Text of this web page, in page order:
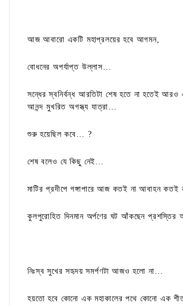
আজ আবারো একটি মহাপ্রলয়ের হবে আগমন,
বোধনের অপর্যাপ্ত উল্লাস…
সন্ধের স্বনির্বন্ধ আরতিটা শেষ হতে না হতেই আরও
আনন্দ মুখরিত অগস্ত্য যাত্রা…
শুরু হয়েছিল কবে… ?
শেষ বলেও যে কিছু নেই…
মাটির প্রদীপে গঙ্গাপারে আজ কতই না আবাহন
কুলপুরোহিত দিনমান অর্পণের ঘট আঁকছেন
নিঃস্ব সুখের সহৃদয় সমর্পণটা আজও হলো না…
হয়তো হবে কোনো এক মহাকালের পথে কোনো এক